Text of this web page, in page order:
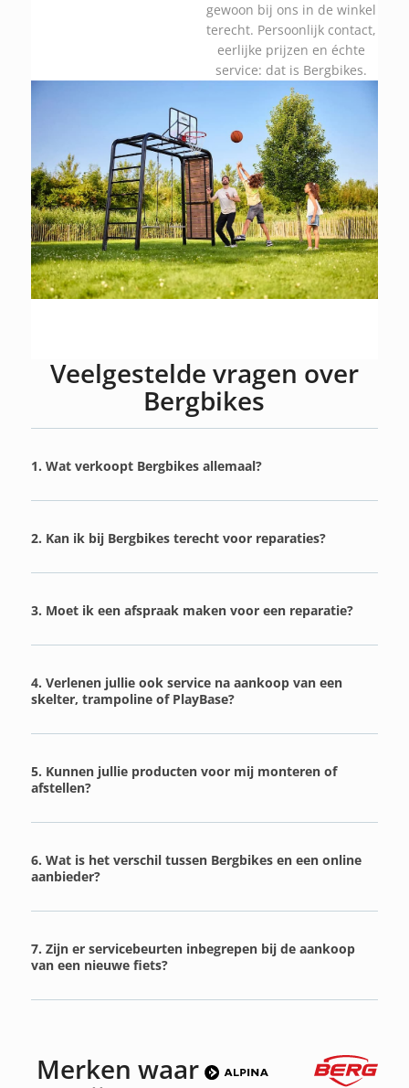
gewoon bij ons in de winkel
terecht. Persoonlijk contact,
eerlijke prijzen en échte
service: dat is Bergbikes.
Veelgestelde vragen over
Bergbikes
1. Wat verkoopt Bergbikes allemaal?
2. Kan ik bij Bergbikes terecht voor reparaties?
3. Moet ik een afspraak maken voor een reparatie?
4. Verlenen jullie ook service na aankoop van een
skelter, trampoline of PlayBase?
5. Kunnen jullie producten voor mij monteren of
afstellen?
6. Wat is het verschil tussen Bergbikes en een online
aanbieder?
7. Zijn er servicebeurten inbegrepen bij de aankoop
van een nieuwe fiets?
Merken waar